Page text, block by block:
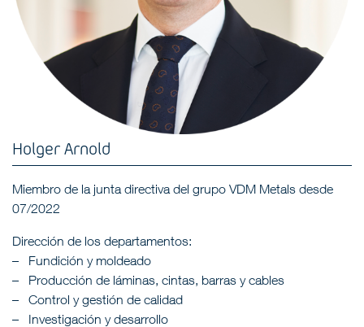
Holger Arnold
Miembro de la junta directiva del grupo VDM Metals desde
07/2022
Dirección de los departamentos:
Fundición y moldeado
Producción de láminas, cintas, barras y cables
Control y gestión de calidad
Investigación y desarrollo